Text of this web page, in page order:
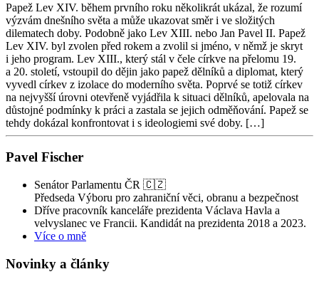
Papež Lev XIV. během prvního roku několikrát ukázal, že rozumí
výzvám dnešního světa a může ukazovat směr i ve složitých
dilematech doby. Podobně jako Lev XIII. nebo Jan Pavel II. Papež
Lev XIV. byl zvolen před rokem a zvolil si jméno, v němž je skryt
i jeho program. Lev XIII., který stál v čele církve na přelomu 19.
a 20. století, vstoupil do dějin jako papež dělníků a diplomat, který
vyvedl církev z izolace do moderního světa. Poprvé se totiž církev
na nejvyšší úrovni otevřeně vyjádřila k situaci dělníků, apelovala na
důstojné podmínky k práci a zastala se jejich odměňování. Papež se
tehdy dokázal konfrontovat i s ideologiemi své doby. […]
Pavel Fischer
Senátor Parlamentu ČR 🇨🇿
Předseda Výboru pro zahraniční věci, obranu a bezpečnost
Dříve pracovník kanceláře prezidenta Václava Havla a
velvyslanec ve Francii. Kandidát na prezidenta 2018 a 2023.
Více o mně
Novinky a články